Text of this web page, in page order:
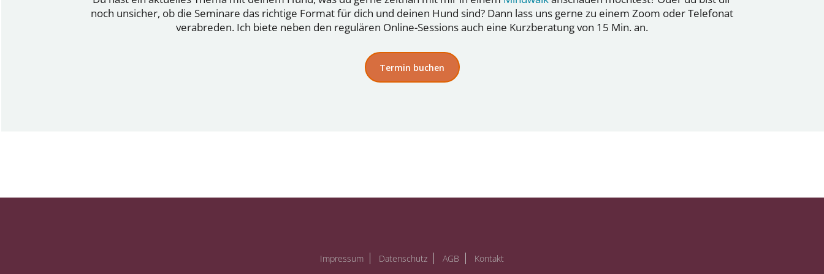
noch unsicher, ob die Seminare das richtige Format für dich und deinen Hund sind? Dann lass uns gerne zu einem Zoom oder Telefonat
verabreden. Ich biete neben den regulären Online-Sessions auch eine Kurzberatung von 15 Min. an.
Termin buchen
Impressum Datenschutz AGB Kontakt